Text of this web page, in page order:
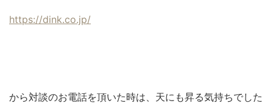
https://dink.co.jp/
から対談のお電話を頂いた時は、天にも昇る気持ちでした